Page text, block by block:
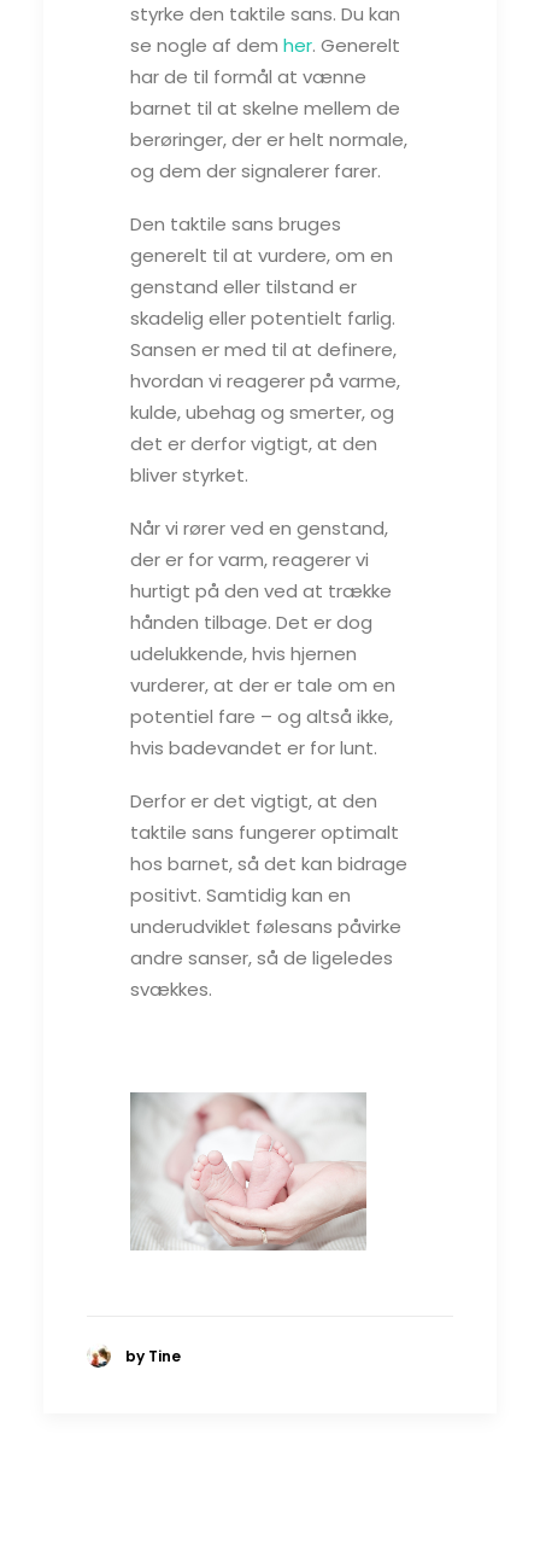
styrke den taktile sans. Du kan
se nogle af dem her. Generelt
har de til formål at vænne
barnet til at skelne mellem de
berøringer, der er helt normale,
og dem der signalerer farer.
Den taktile sans bruges
generelt til at vurdere, om en
genstand eller tilstand er
skadelig eller potentielt farlig.
Sansen er med til at definere,
hvordan vi reagerer på varme,
kulde, ubehag og smerter, og
det er derfor vigtigt, at den
bliver styrket.
Når vi rører ved en genstand,
der er for varm, reagerer vi
hurtigt på den ved at trække
hånden tilbage. Det er dog
udelukkende, hvis hjernen
vurderer, at der er tale om en
potentiel fare – og altså ikke,
hvis badevandet er for lunt.
Derfor er det vigtigt, at den
taktile sans fungerer optimalt
hos barnet, så det kan bidrage
positivt. Samtidig kan en
underudviklet følesans påvirke
andre sanser, så de ligeledes
svækkes.
by Tine